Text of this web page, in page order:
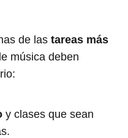
de las tareas más
música deben
y clases que sean